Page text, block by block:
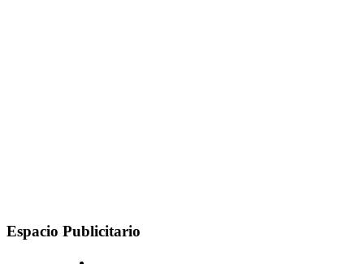
Espacio Publicitario